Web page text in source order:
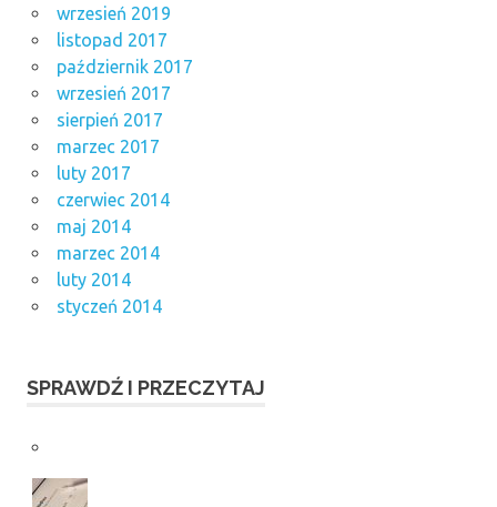
wrzesień 2019
listopad 2017
październik 2017
wrzesień 2017
sierpień 2017
marzec 2017
luty 2017
czerwiec 2014
maj 2014
marzec 2014
luty 2014
styczeń 2014
SPRAWDŹ I PRZECZYTAJ